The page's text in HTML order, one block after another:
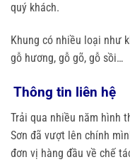
quý khách.
Khung có nhiều loại như
gỗ hương, gỗ gõ, gỗ sồi…
Thông tin liên hệ
Trải qua nhiều năm hình
Sơn đã vượt lên chính
đơn vị hàng đầu về chế